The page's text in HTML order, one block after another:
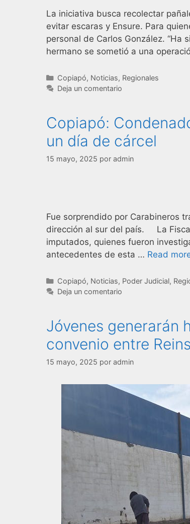
La iniciativa busca recolectar
evitar escaras y Ensure. Para
personal de Carlos González. “Ha
hermano se sometió a una
Copiapó, Noticias, Regionales
Deja un comentario
Copiapó:
un día de cárcel
15 mayo, 2025 por admin
Fue sorprendido por Carabineros
dirección al sur del país. La
imputados, quienes fueron
antecedentes de esta … Read
Copiapó, Noticias, Poder Judicial,
Deja un comentario
Jóvenes generarán
convenio entre
15 mayo, 2025 por admin